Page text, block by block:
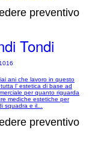
preventivo
Tondi
ani che lavoro in questo
l’ estetica di base ad
per quanto riguarda
mediche estetiche per
squadra e il...
preventivo